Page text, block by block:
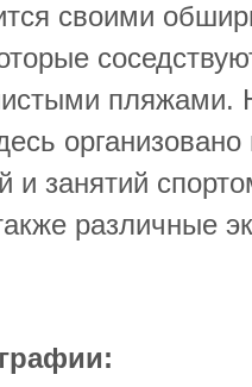
своими
пляжами.
и занятий
различные